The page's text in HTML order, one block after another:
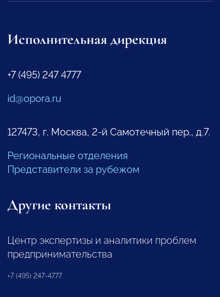
Исполнительная дирекция
+7 (495) 247 4777
id@opora.ru
127473, г. Москва, 2-й Самотечный пер., д.7.
Региональные отделения
Представители за рубежом
Другие контакты
Центр экспертизы и аналитики проблем
предпринимательства
+7 (495) 247-4777